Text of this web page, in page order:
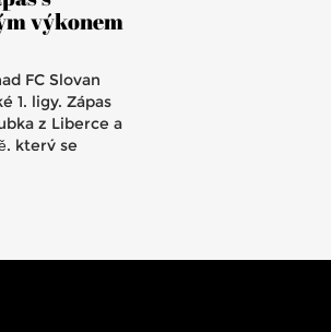
výkonem
FC Slovan
1. ligy. Zápas
z Liberce a
který se